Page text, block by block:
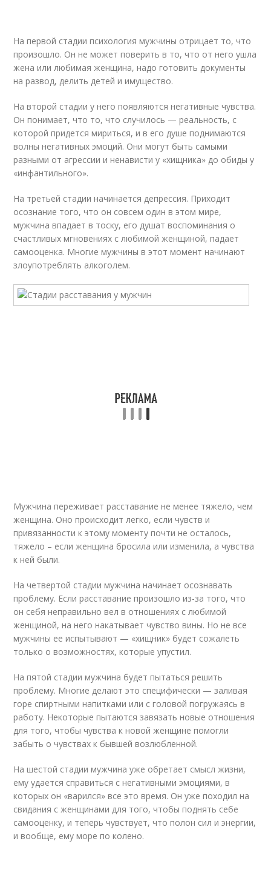
На первой стадии психология мужчины отрицает то, что
произошло. Он не может поверить в то, что от него ушла
жена или любимая женщина, надо готовить документы
на развод, делить детей и имущество.
На второй стадии у него появляются негативные чувства.
Он понимает, что то, что случилось — реальность, с
которой придется мириться, и в его душе поднимаются
волны негативных эмоций. Они могут быть самыми
разными от агрессии и ненависти у «хищника» до обиды у
«инфантильного».
На третьей стадии начинается депрессия. Приходит
осознание того, что он совсем один в этом мире,
мужчина впадает в тоску, его душат воспоминания о
счастливых мгновениях с любимой женщиной, падает
самооценка. Многие мужчины в этот момент начинают
злоупотреблять алкоголем.
Мужчина переживает расставание не менее тяжело, чем
женщина. Оно происходит легко, если чувств и
привязанности к этому моменту почти не осталось,
тяжело – если женщина бросила или изменила, а чувства
к ней были.
На четвертой стадии мужчина начинает осознавать
проблему. Если расставание произошло из-за того, что
он себя неправильно вел в отношениях с любимой
женщиной, на него накатывает чувство вины. Но не все
мужчины ее испытывают — «хищник» будет сожалеть
только о возможностях, которые упустил.
На пятой стадии мужчина будет пытаться решить
проблему. Многие делают это специфически — заливая
горе спиртными напитками или с головой погружаясь в
работу. Некоторые пытаются завязать новые отношения
для того, чтобы чувства к новой женщине помогли
забыть о чувствах к бывшей возлюбленной.
На шестой стадии мужчина уже обретает смысл жизни,
ему удается справиться с негативными эмоциями, в
которых он «варился» все это время. Он уже походил на
свидания с женщинами для того, чтобы поднять себе
самооценку, и теперь чувствует, что полон сил и энергии,
и вообще, ему море по колено.